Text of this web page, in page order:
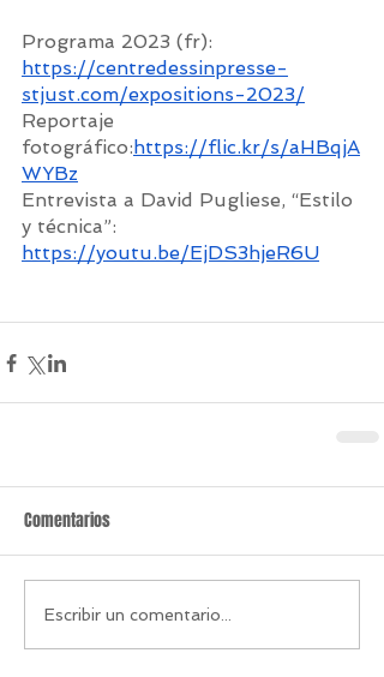
Programa 2023 (fr):
https://centredessinpresse-
stjust.com/expositions-2023/
Reportaje
fotográfico: https://flic.kr/s/aHBqjA
WYBz
Entrevista a David Pugliese, “Estilo
y técnica”:
https://youtu.be/EjDS3hjeR6U
Comentarios
Escribir un comentario...